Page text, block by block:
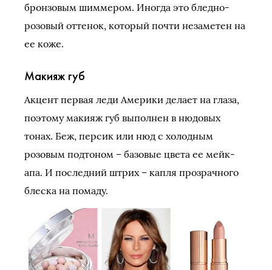
бронзовым шиммером. Иногда это бледно-
розовый оттенок, который почти незаметен на
ее коже.
Макияж губ
Акцент первая леди Америки делает на глаза,
поэтому макияж губ выполнен в нюдовых
тонах. Беж, персик или нюд с холодным
розовым подтоном – базовые цвета ее мейк-
апа. И последний штрих – капля прозрачного
блеска на помаду.